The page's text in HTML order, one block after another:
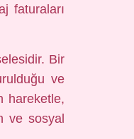
faturaları
Bir
ve
hareketle,
ve sosyal